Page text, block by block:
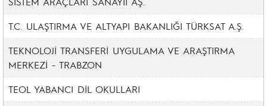
T.C. ULAŞTIRMA VE ALTYAPI BAKANLIĞI TÜRKSAT A.Ş.
TEKNOLOJİ TRANSFERİ UYGULAMA VE ARAŞTIRMA
MERKEZİ - TRABZON
TEOL YABANCI DİL OKULLARI